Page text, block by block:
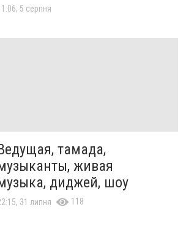
5 серпня
тамада,
живая
диджей, шоу
31 липня 118